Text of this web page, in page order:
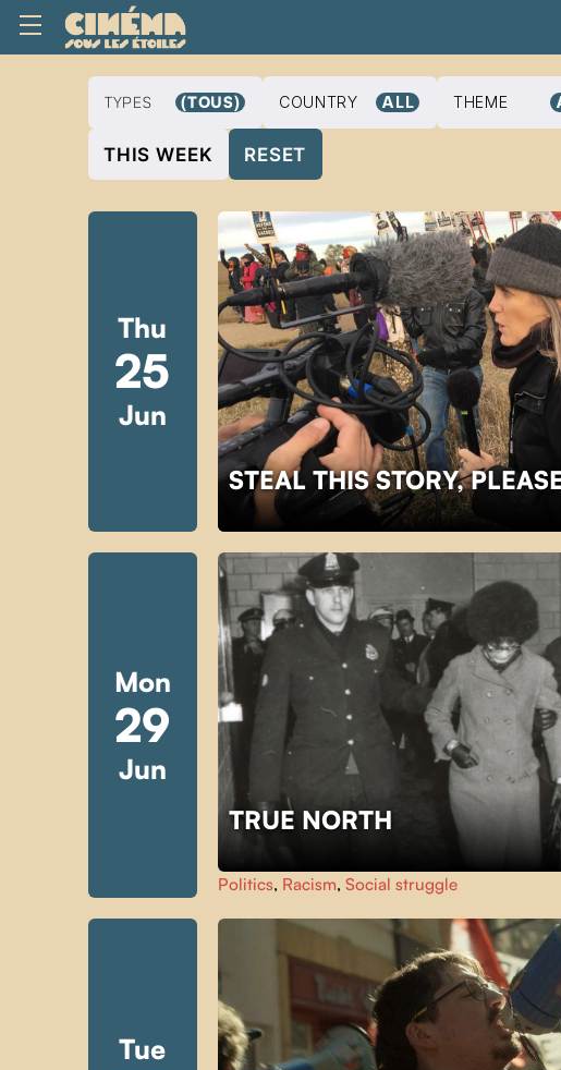
TYPES (TOUS) COUNTRY ALL THEME
THIS WEEK RESET
Thu
25
Jun
STEAL THIS STORY,
Mon
29
Jun
TRUE NORTH
Politics, Racism, Social struggle
Tue